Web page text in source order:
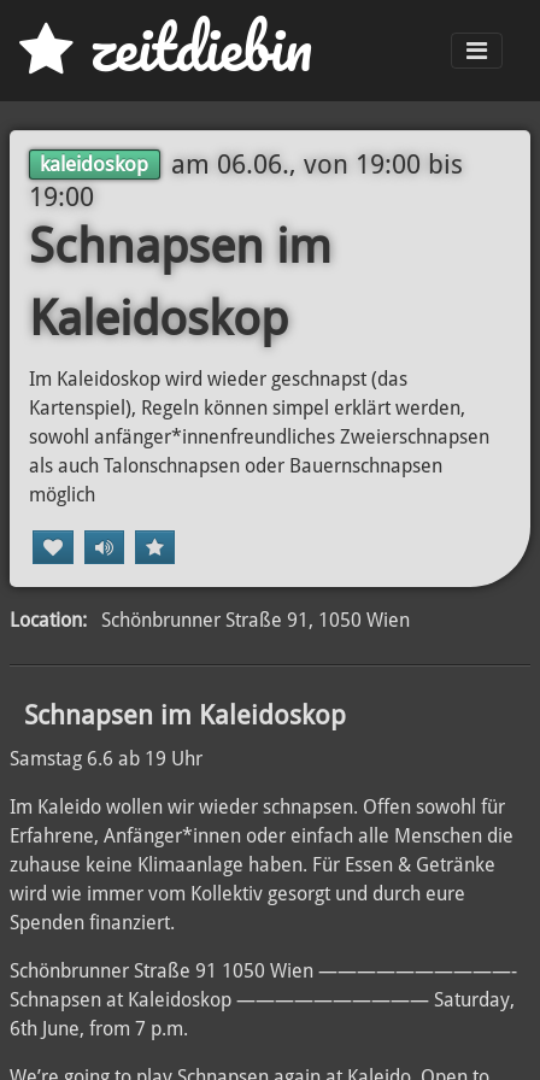
zeitdiebin
kaleidoskop am 06.06., von 19:00 bis
19:00
Schnapsen im
Kaleidoskop
Im Kaleidoskop wird wieder geschnapst (das
Kartenspiel), Regeln können simpel erklärt werden,
sowohl anfänger*innenfreundliches Zweierschnapsen
als auch Talonschnapsen oder Bauernschnapsen
möglich
Location: Schönbrunner Straße 91, 1050 Wien
⁨ ⁨⁨⁩ ⁨Schnapsen im Kaleidoskop
Samstag 6.6 ab 19 Uhr
Im Kaleido wollen wir wieder schnapsen. Offen sowohl für
Erfahrene, Anfänger*innen oder einfach alle Menschen die
zuhause keine Klimaanlage haben. Für Essen & Getränke
wird wie immer vom Kollektiv gesorgt und durch eure
Spenden finanziert.
Schönbrunner Straße 91 1050 Wien ——————————-
Schnapsen at Kaleidoskop —————————— Saturday,
6th June, from 7 p.m.